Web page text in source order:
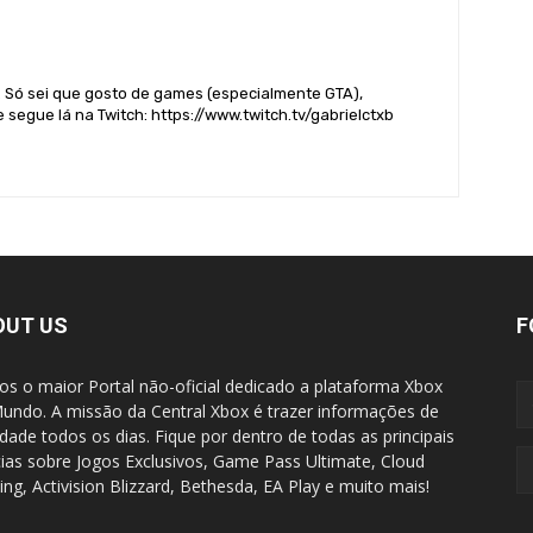
sei que gosto de games (especialmente GTA),
segue lá na Twitch: https://www.twitch.tv/gabrielctxb
US
o maior Portal não-oficial dedicado a plataforma Xbox
A missão da Central Xbox é trazer informações de
todos os dias. Fique por dentro de todas as principais
sobre Jogos Exclusivos, Game Pass Ultimate, Cloud
Activision Blizzard, Bethesda, EA Play e muito mais!